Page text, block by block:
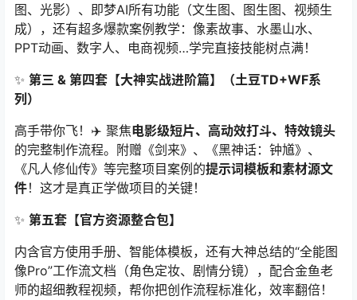
图、光影）、即梦AI所有功能（文生图、图生图、视频生
成），还有超多爆款案例教学：像素故事、水墨山水、
PPT动画、数字人、电商视频…学完直接技能树点满！
✨ 第三 & 第四套【大神实战进阶篇】（土豆TD+WF系
列）
高手带你飞！✈️ 聚焦电影级短片、高动效打斗、特效镜头
的完整制作流程。附赠《剑来》、《黑神话：钟馗》、
《凡人修仙传》等完整项目案例的提示词模板和素材源文
件！这才是真正学做项目的关键！
✨ 第五套【官方资源整合包】
内含官方使用手册、智能体模板，还有大神总结的“全能图
像Pro”工作流文档（角色定妆、剧情分镜），配合金鱼老
师的超细教程视频，帮你把创作流程标准化，效率翻倍！